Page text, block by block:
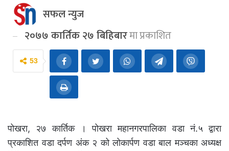
सफल न्युज
२०७७ कार्तिक २७ बिहिबारमा प्रकाशित
53
पोखरा, २७ कार्तिक । पोखरा महानगरपालिका वडा नं.५ द्वारा
प्रकाशित वडा दर्पण अंक २ को लोकार्पण वडा बाल मञ्चका अध्यक्ष